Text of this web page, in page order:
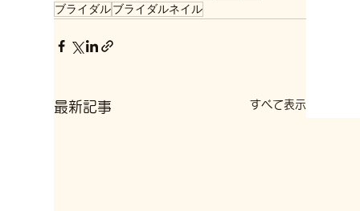
ブライダルブライダルネイル
最新記事 すべて表示